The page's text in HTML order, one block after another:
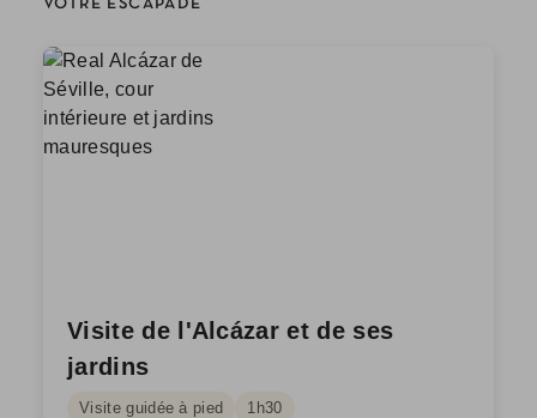
VOTRE ESCAPADE
Visite de l'Alcázar et de ses
jardins
Visite guidée à pied
1h30